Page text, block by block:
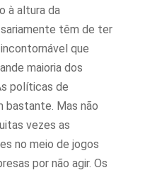
à altura da
têm de ter
que
maioria dos
políticas de
bastante. Mas não
vezes as
no meio de jogos
por não agir. Os